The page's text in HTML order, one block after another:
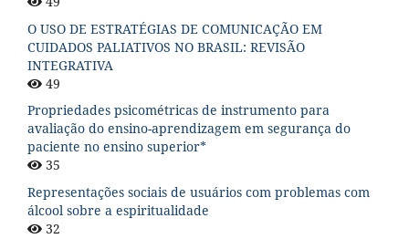
O USO DE ESTRATÉGIAS DE COMUNICAÇÃO EM
CUIDADOS PALIATIVOS NO BRASIL: REVISÃO
INTEGRATIVA
49
Propriedades psicométricas de instrumento para
avaliação do ensino-aprendizagem em segurança do
paciente no ensino superior*
35
Representações sociais de usuários com problemas com
álcool sobre a espiritualidade
32